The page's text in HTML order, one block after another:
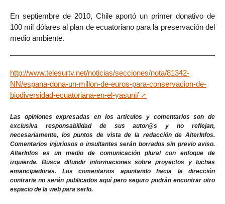
En septiembre de 2010, Chile aportó un primer donativo de
100 mil dólares al plan de ecuatoriano para la preservación del
medio ambiente.
http://www.telesurtv.net/noticias/secciones/nota/81342-
NN/espana-dona-un-millon-de-euros-para-conservacion-de-
biodiversidad-ecuatoriana-en-el-yasuni/
Las opiniones expresadas en los artículos y comentarios son de
exclusiva responsabilidad de sus autor@s y no reflejan,
necesariamente, los puntos de vista de la redacción de AlterInfos.
Comentarios injuriosos o insultantes serán borrados sin previo aviso.
AlterInfos es un medio de comunicación plural con enfoque de
izquierda. Busca difundir informaciones sobre proyectos y luchas
emancipadoras. Los comentarios apuntando hacia la dirección
contraria no serán publicados aquí pero seguro podrán encontrar otro
espacio de la web para serlo.